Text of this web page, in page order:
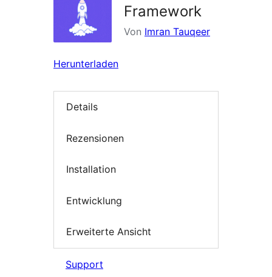
Framework
Von Imran Tauqeer
Herunterladen
Details
Rezensionen
Installation
Entwicklung
Erweiterte Ansicht
Support